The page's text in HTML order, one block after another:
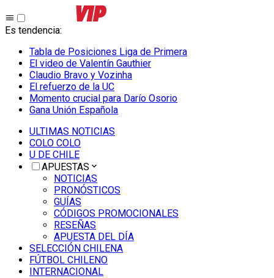
Es tendencia:
Tabla de Posiciones Liga de Primera
El video de Valentín Gauthier
Claudio Bravo y Vozinha
El refuerzo de la UC
Momento crucial para Darío Osorio
Gana Unión Española
ULTIMAS NOTICIAS
COLO COLO
U DE CHILE
APUESTAS
NOTICIAS
PRONÓSTICOS
GUÍAS
CÓDIGOS PROMOCIONALES
RESEÑAS
APUESTA DEL DÍA
SELECCIÓN CHILENA
FÚTBOL CHILENO
INTERNACIONAL